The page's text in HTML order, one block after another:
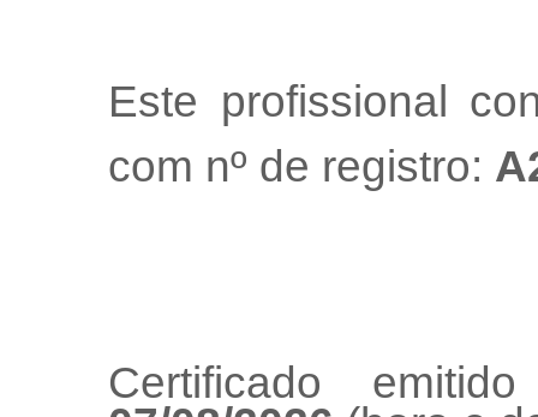
Este profissional
com nº de registro:
Certificado